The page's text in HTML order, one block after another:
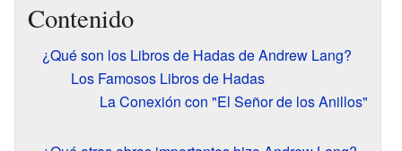
Contenido
¿Qué son los Libros de Hadas de Andrew Lang?
Los Famosos Libros de Hadas
La Conexión con "El Señor de los Anillos"